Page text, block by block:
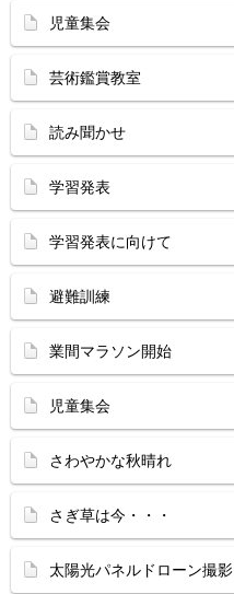
児童集会
芸術鑑賞教室
読み聞かせ
学習発表
学習発表に向けて
避難訓練
業間マラソン開始
児童集会
さわやかな秋晴れ
さぎ草は今・・・
太陽光パネルドローン撮影